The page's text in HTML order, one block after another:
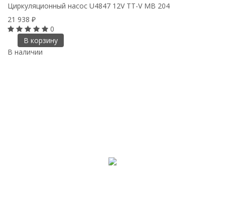
Циркуляционный насос U4847 12V TT-V MB 204
21 938 ₽
0
В корзину
В наличии